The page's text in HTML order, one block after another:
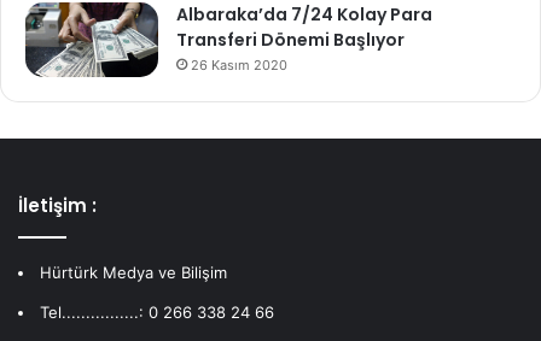
Albaraka’da 7/24 Kolay Para
Transferi Dönemi Başlıyor
26 Kasım 2020
İletişim :
Hürtürk Medya ve Bilişim
Tel................: 0 266 338 24 66